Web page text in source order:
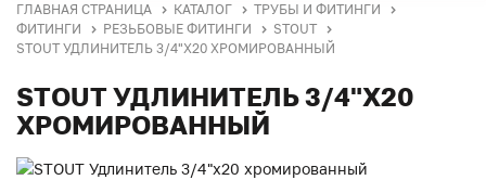
ГЛАВНАЯ СТРАНИЦА КАТАЛОГ
ТРУБЫ И ФИТИНГИ
ФИТИНГИ
РЕЗЬБОВЫЕ ФИТИНГИ
STOUT
STOUT УДЛИНИТЕЛЬ 3/4"X20 ХРОМИРОВАННЫЙ
STOUT УДЛИНИТЕЛЬ 3/4"X20
ХРОМИРОВАННЫЙ